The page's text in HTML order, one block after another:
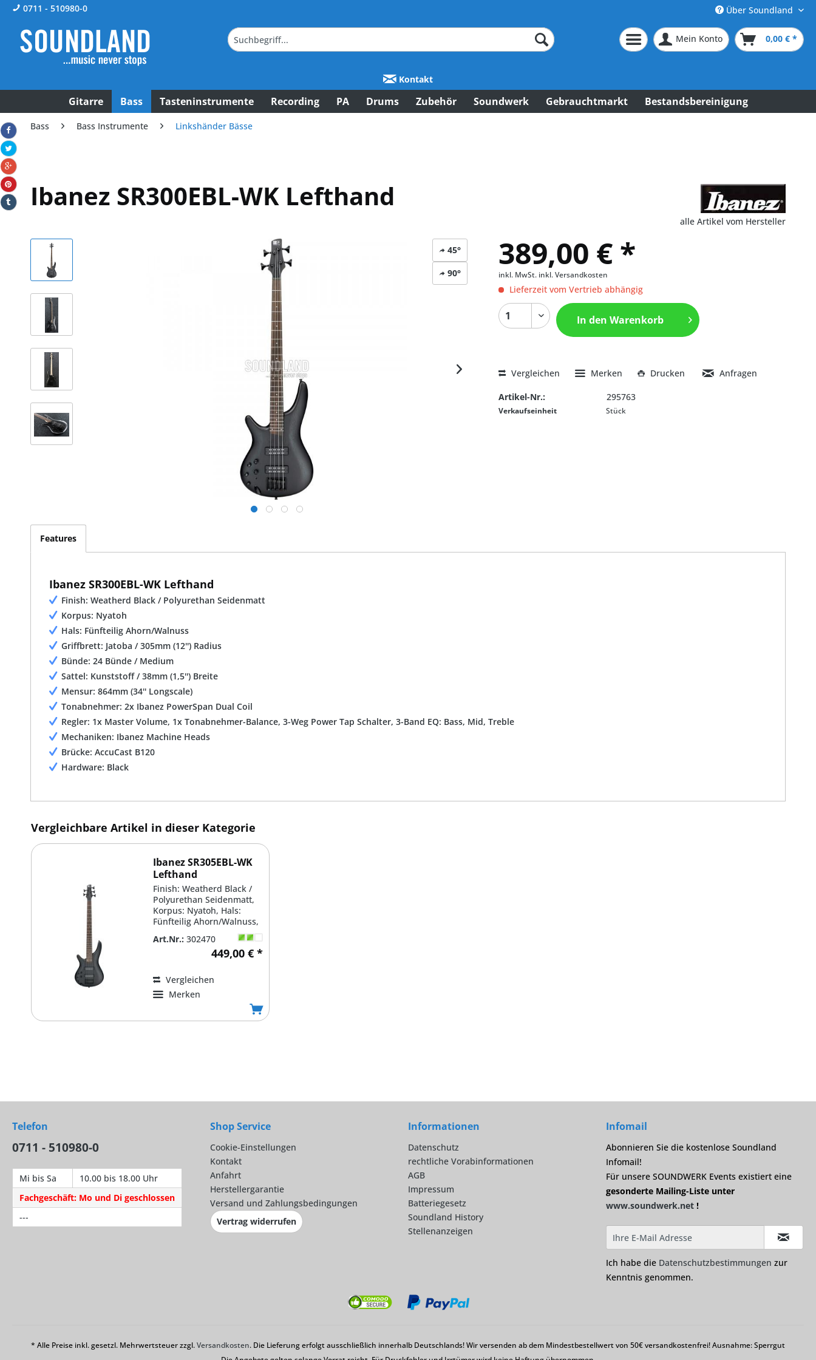
0711 - 510980-0 Über Soundland
Mein Konto 0,00 € *
Kontakt
Gitarre Bass Tasteninstrumente Recording PA Drums Zubehör Soundwerk Gebrauchtmarkt Bestandsbereinigung
Bass Bass Instrumente Linkshänder Bässe
Ibanez SR300EBL-WK Lefthand
alle Artikel vom Hersteller
45°
90°
389,00 € *
inkl. MwSt. inkl. Versandkosten
Lieferzeit vom Vertrieb abhängig
In den Warenkorb
Vergleichen Merken Drucken Anfragen
Artikel-Nr.: 295763
Verkaufseinheit Stück
Features
Ibanez SR300EBL-WK Lefthand
Finish: Weatherd Black / Polyurethan Seidenmatt
Korpus: Nyatoh
Hals: Fünfteilig Ahorn/Walnuss
Griffbrett: Jatoba / 305mm (12'') Radius
Bünde: 24 Bünde / Medium
Sattel: Kunststoff / 38mm (1,5'') Breite
Mensur: 864mm (34'' Longscale)
Tonabnehmer: 2x Ibanez PowerSpan Dual Coil
Regler: 1x Master Volume, 1x Tonabnehmer-Balance, 3-Weg Power Tap Schalter, 3-Band EQ: Bass, Mid, Treble
Mechaniken: Ibanez Machine Heads
Brücke: AccuCast B120
Hardware: Black
Vergleichbare Artikel in dieser Kategorie
Ibanez SR305EBL-WK
Lefthand
Finish: Weatherd Black /
Polyurethan Seidenmatt,
Korpus: Nyatoh, Hals:
Fünfteilig Ahorn/Walnuss,
Art.Nr.: 302470
449,00 € *
Vergleichen
Merken
Telefon
0711 - 510980-0
Mi bis Sa
10.00 bis 18.00 Uhr
Fachgeschäft: Mo und Di geschlossen
---
Shop Service
Cookie-Einstellungen
Kontakt
Anfahrt
Herstellergarantie
Versand und Zahlungsbedingungen
Vertrag widerrufen
Informationen
Datenschutz
rechtliche Vorabinformationen
AGB
Impressum
Batteriegesetz
Soundland History
Stellenanzeigen
Infomail
Abonnieren Sie die kostenlose Soundland
Infomail!
Für unsere SOUNDWERK Events existiert eine
gesonderte Mailing-Liste unter
www.soundwerk.net !
Ich habe die Datenschutzbestimmungen zur
Kenntnis genommen.
* Alle Preise inkl. gesetzl. Mehrwertsteuer zzgl.Versandkosten. Die Lieferung erfolgt ausschließlich innerhalb Deutschlands! Wir versenden ab dem Mindestbestellwert von 50€ versandkostenfrei! Ausnahme: Sperrgut